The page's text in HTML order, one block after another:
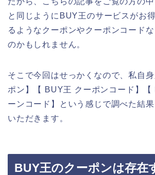
と同じようにBUY王のサービスがお
るようなクーポンやクーポンコード
のかもしれません。
そこで今回はせっかくなので、私自
ポン】【 BUY王 クーポンコード】
ーンコード】という感じで調べた結
いただきます。
BUY王のクーポンは存在